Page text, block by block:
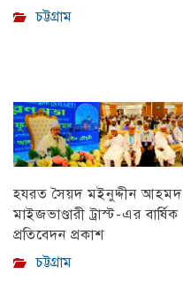
চট্টগ্রাম
হযরত সৈয়দ মইনুদ্দীন আহমদ
মাইজভাণ্ডারী ট্রাস্ট-এর বার্ষিক
প্রতিবেদন প্রকাশ
চট্টগ্রাম